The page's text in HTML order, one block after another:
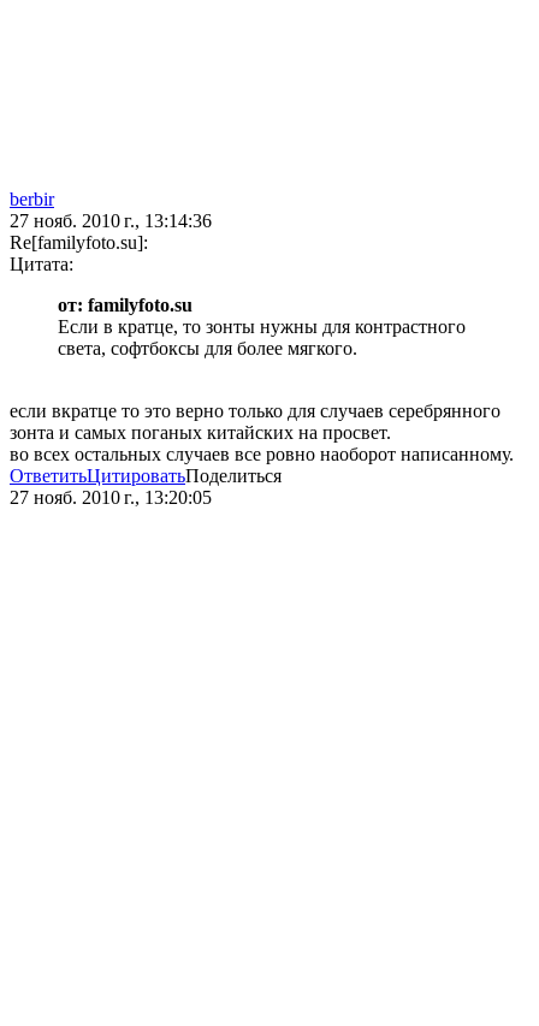
berbir
27 нояб. 2010 г., 13:14:36
Re[familyfoto.su]:
Цитата:
от: familyfoto.su
Если в кратце, то зонты нужны для контрастного
света, софтбоксы для более мягкого.
если вкратце то это верно только для случаев серебрянного
зонта и самых поганых китайских на просвет.
во всех остальных случаев все ровно наоборот написанному.
ОтветитьЦитироватьПоделиться
27 нояб. 2010 г., 13:20:05